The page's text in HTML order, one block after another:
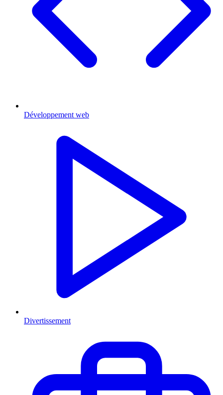
Développement web
Divertissement